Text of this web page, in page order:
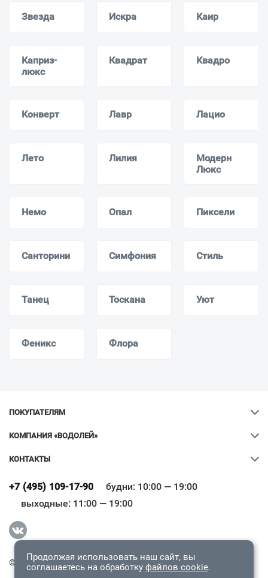
Звезда Искра Каир
Каприз-
люкс
Квадрат Квадро
Конверт Лавр Лацио
Лето Лилия
Модерн
Люкс
Немо Опал Пиксели
Санторини Симфония Стиль
Танец Тоскана Уют
Феникс Флора
ПОКУПАТЕЛЯМ
КОМПАНИЯ «ВОДОЛЕЙ»
КОНТАКТЫ
+7 (495) 109-17-90
будни: 10:00 — 19:00
выходные: 11:00 — 19:00
© 2009-2026 «Водолей Онлайн». Все права защищены.
Всё верно
Продолжая использовать наш сайт, вы
соглашаетесь на обработку файлов cookie.